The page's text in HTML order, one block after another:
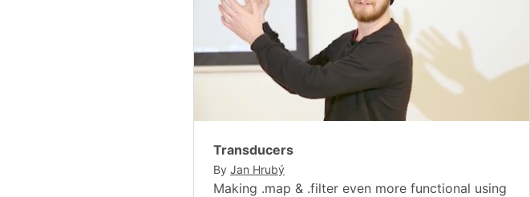
Transducers
By Jan Hrubý
Making .map & .filter even more functional using